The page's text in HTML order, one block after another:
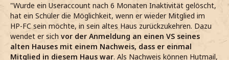
"Wurde ein Useraccount nach 6 Monaten Inaktivität gelöscht,
hat ein Schüler die Möglichkeit, wenn er wieder Mitglied im
HP-FC sein möchte, in sein altes Haus zurückzukehren. Dazu
wendet er sich vor der Anmeldung an einen VS seines
alten Hauses mit einem Nachweis, dass er einmal
Mitglied in diesem Haus war. Als Nachweis können Hutmail,